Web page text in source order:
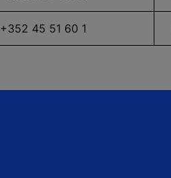
+352 45 51 60 1